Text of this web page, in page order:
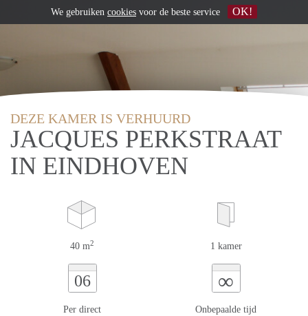
DEZE KAMER IS VERHUURD
JACQUES PERKSTRAAT
IN EINDHOVEN
40 m2 1 kamer
06
Per direct
∞
Onbepaalde tijd
We gebruiken cookies voor de beste service OK!